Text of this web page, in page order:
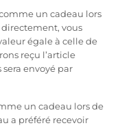
un cadeau lors
directement, vous
égale à celle de
reçu l’article
envoyé par
un cadeau lors de
a préféré recevoir